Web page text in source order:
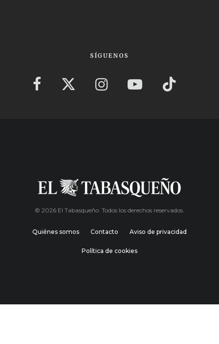
SÍGUENOS
© 2026 El Tabasqueño. Todos los derechos reservados.
Quiénes somos Contacto Aviso de privacidad
Política de cookies